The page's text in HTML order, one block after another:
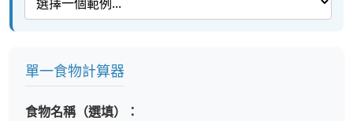
單一食物計算器
食物名稱（選填）：